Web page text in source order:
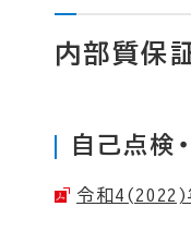
内部質保
自己点検
令和4(2022)